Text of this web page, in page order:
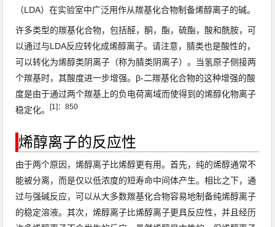
（LDA）在实验室中广泛用作从羰基化合物制备烯醇离子的碱。
许多类型的羰基化合物，包括醛，酮，酯，硫酯，酸和酰胺，可
以通过与LDA反应转化成烯醇离子。请注意， 腈类也是酸性的，
可以转化为烯醇类阴离子（称为腈类阴离子）。 当氢原子侧接两
个羰基时，其酸度进一步增强。 β-二羰基化合物的这种增强的酸
度是由于通过两个羰基上的负电荷离域而使得到的烯醇化物离子
稳定化。[1] ：850
烯醇离子的反应性
由于两个原因，烯醇离子比烯醇更有用。首先，纯的烯醇通常不
能被分离，而是仅以低浓度的短寿命中间体产生。相比之下，通
过与强碱反应，可以从大多数羰基化合物容易地制备纯烯醇离子
的稳定溶液。其次，烯醇离子比烯醇离子更具反应性，并且经历